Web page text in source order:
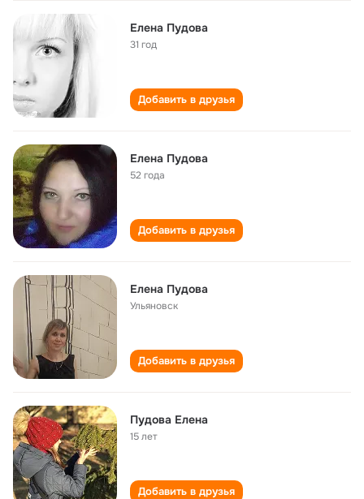
Елена Пудова
31 год
Добавить в друзья
Елена Пудова
52 года
Добавить в друзья
Елена Пудова
Ульяновск
Добавить в друзья
Пудова Елена
15 лет
Добавить в друзья